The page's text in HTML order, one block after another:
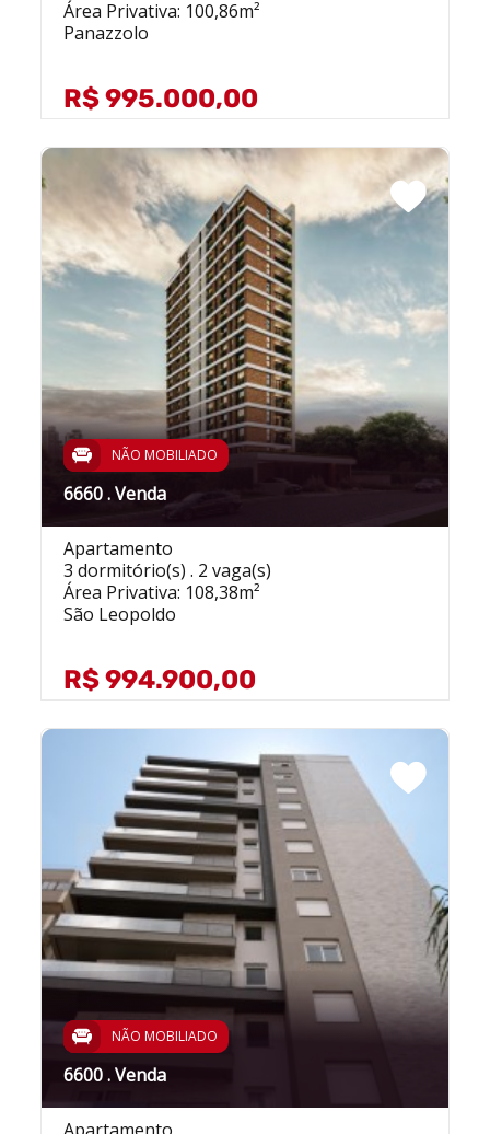
Área Privativa: 100,86m²
Panazzolo
R$ 995.000,00
NÃO MOBILIADO
6660 . Venda
Apartamento
3 dormitório(s) . 2 vaga(s)
Área Privativa: 108,38m²
São Leopoldo
R$ 994.900,00
NÃO MOBILIADO
6600 . Venda